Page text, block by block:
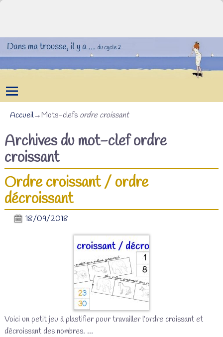
Accueil→Mots-clefs ordre croissant
Archives du mot-clefordre
croissant
Ordre croissant / ordre
décroissant
18/09/2018
Voici un petit jeu à plastifier pour travailler l’ordre croissant et
décroissant des nombres. …